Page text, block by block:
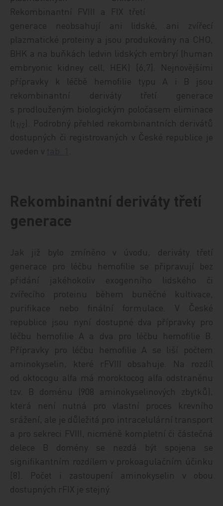
Rekombinantní FVIII a FIX třetí
generace neobsahují ani lidské, ani zvířecí
plazmatické proteiny a jsou produkovány na CHO,
BHK a na buňkách ledvin lidských embryí (human
embryonic kidney cell, HEK) [6,7]. Nejnovějšími
přípravky k léčbě hemofilie typu A i B jsou
rekombinantní deriváty třetí generace
s prodlouženým biologickým poločasem eliminace
(t 1/2). Podrobný přehled rekombinantních derivátů
dostupných či registrovaných v České republice je
uveden v
Rekombinantní deriváty třetí
generace
Jak již bylo zmíněno v úvodu, deriváty třetí
generace pro léčbu hemofilie se připravují bez
přidání jakéhokoliv exogenního lidského či
zvířecího proteinu během buněčné kultivace,
purifikace nebo finální formulace. V České
republice jsou nyní dostupné dva přípravky pro
léčbu hemofilie A a dva pro léčbu hemofilie B.
Přípravky pro léčbu hemofilie A se liší počtem
aminokyselin, které rFVIII obsahuje. Na rozdíl
od oktocogu alfa má mor­oktocog alfa odstraněnu
tzv. B doménu (908 aminokyselinových zbytků),
která není nutná pro vlastní proces krevního
srážení, ale je důležitá pro intracelulární transport
a pro sekreci FVIII, nicméně kompletní či částečná
delece B domény se nezdá být spojena se
signifikantním rozdílem v prokoagulačním účinku
[8]. Počet i zastoupení aminokyselin v obou
dostupných rFIX je stejný.